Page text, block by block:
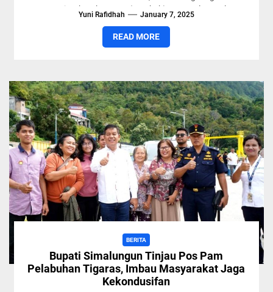
Pemerintah Kabupaten (Pemkab) menggelar apel...
Yuni Rafidhah January 7, 2025
READ MORE
BERITA
Bupati Simalungun Tinjau Pos Pam
Pelabuhan Tigaras, Imbau Masyarakat Jaga
Kekondusifan